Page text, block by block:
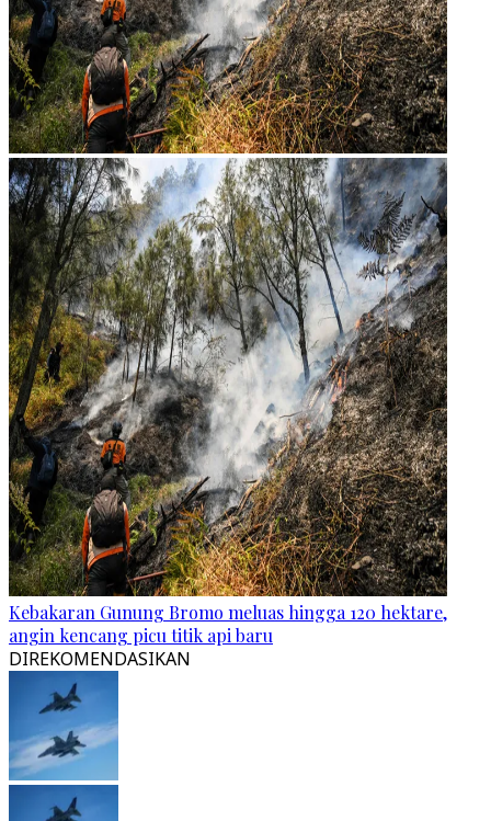
Kebakaran Gunung Bromo meluas hingga 120 hektare,
angin kencang picu titik api baru
DIREKOMENDASIKAN